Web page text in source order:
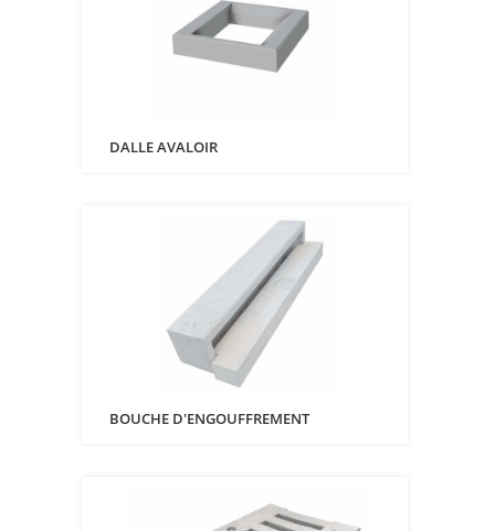
DALLE AVALOIR
BOUCHE D'ENGOUFFREMENT